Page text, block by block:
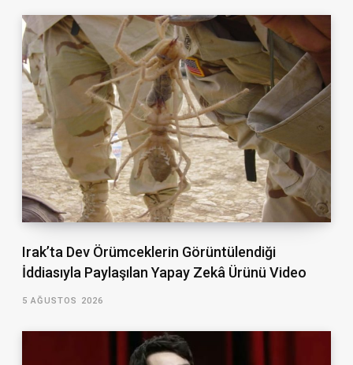
Irak’ta Dev Örümceklerin Görüntülendiği
İddiasıyla Paylaşılan Yapay Zekâ Ürünü Video
5 AĞUSTOS 2026